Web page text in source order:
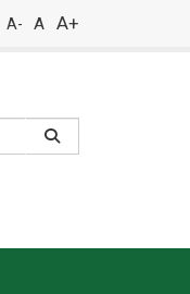
A- A A+